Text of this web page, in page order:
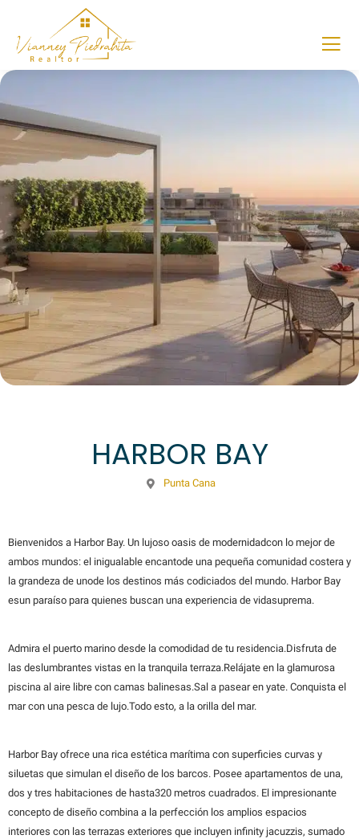
HARBOR BAY
Punta Cana
Bienvenidos a Harbor Bay. Un lujoso oasis de modernidadcon lo mejor de
ambos mundos: el inigualable encantode una pequeña comunidad costera y
la grandeza de unode los destinos más codiciados del mundo. Harbor Bay
esun paraíso para quienes buscan una experiencia de vidasuprema.
Admira el puerto marino desde la comodidad de tu residencia.Disfruta de
las deslumbrantes vistas en la tranquila terraza.Relájate en la glamurosa
piscina al aire libre con camas balinesas.Sal a pasear en yate. Conquista el
mar con una pesca de lujo.Todo esto, a la orilla del mar.
Harbor Bay ofrece una rica estética marítima con superficies curvas y
siluetas que simulan el diseño de los barcos. Posee apartamentos de una,
dos y tres habitaciones de hasta320 metros cuadrados. El impresionante
concepto de diseño combina a la perfección los amplios espacios
interiores con las terrazas exteriores que incluyen infinity jacuzzis, sumado